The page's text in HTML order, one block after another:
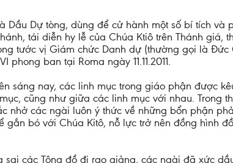
Dầu Dự tòng, dùng để cử hành một số bí tích và
tái diễn hy lễ của Chúa Ktiô trên Thánh giá,
tước vị Giám chức Danh dự (thường gọi là Đức
ban tại Roma ngày 11.11.2011.
sáng nay, các linh mục trong giáo phận được
cũng như giữa các linh mục với nhau. Trong
nhở các ngài luôn ý thức về những bổn phận
gắn bó với Chúa Kitô, nỗ lực trở nên đồng hình
sai các Tông đồ đi rao giảng, các ngài đã xức